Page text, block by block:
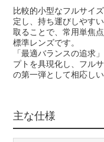
比較的小型なフルサイ
定し、持ち運びしやす
取ることで、常用単焦
標準レンズです。
「最適バランスの追求
プトを具現化し、フル
の第一弾として相応し
主な仕様